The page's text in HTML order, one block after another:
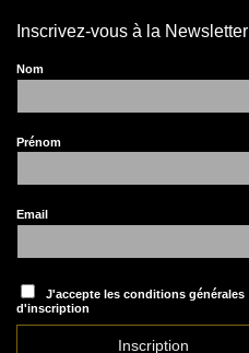
Inscrivez-vous à la Newsletter
Nom
Prénom
Email
J'accepte les conditions générales
d'inscription